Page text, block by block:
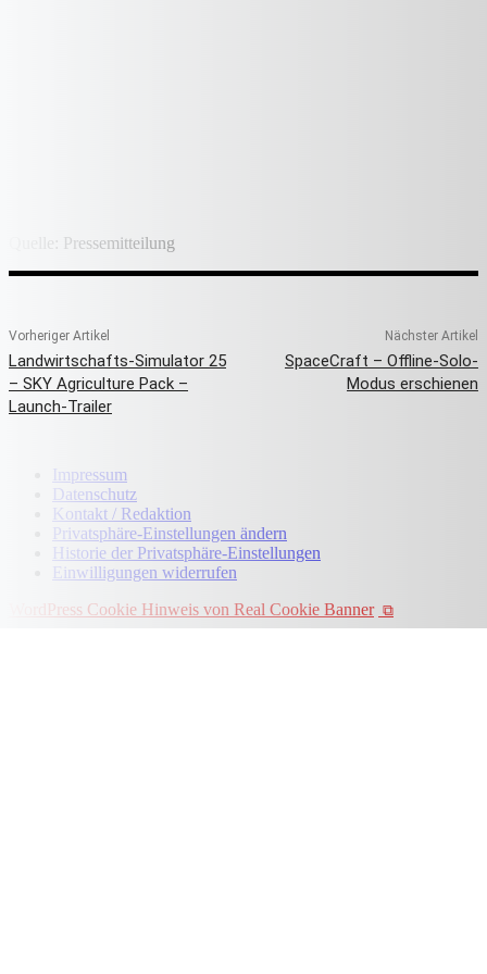
Quelle: Pressemitteilung
Vorheriger Artikel
Landwirtschafts-Simulator 25
– SKY Agriculture Pack –
Launch-Trailer
Nächster Artikel
SpaceCraft – Offline-Solo-
Modus erschienen
Impressum
Datenschutz
Kontakt / Redaktion
Privatsphäre-Einstellungen ändern
Historie der Privatsphäre-Einstellungen
Einwilligungen widerrufen
WordPress Cookie Hinweis von Real Cookie Banner